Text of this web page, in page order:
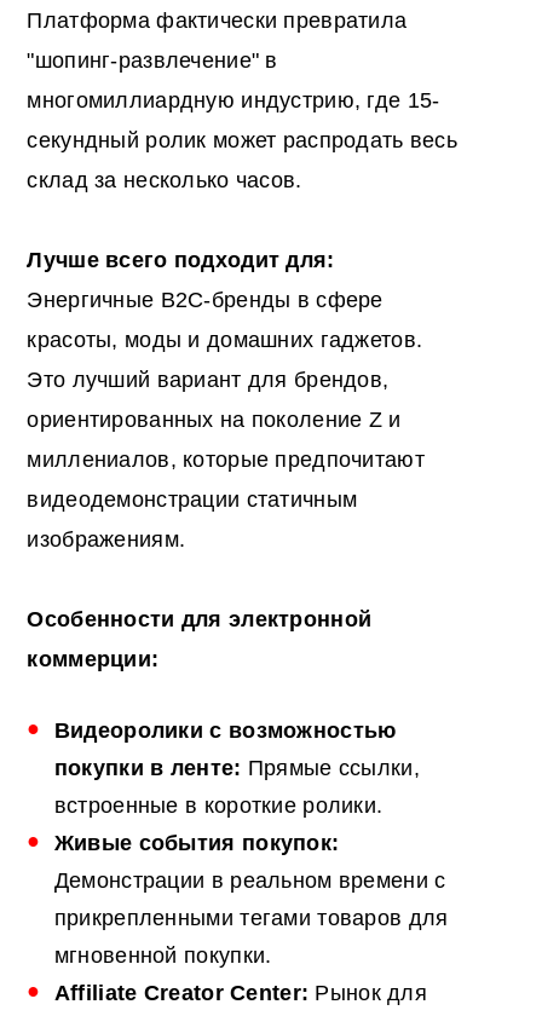
Платформа фактически превратила
"шопинг-развлечение" в
многомиллиардную индустрию, где 15-
секундный ролик может распродать весь
склад за несколько часов.
Лучше всего подходит для:
Энергичные B2C-бренды в сфере
красоты, моды и домашних гаджетов.
Это лучший вариант для брендов,
ориентированных на поколение Z и
миллениалов, которые предпочитают
видеодемонстрации статичным
изображениям.
Особенности для электронной
коммерции:
Видеоролики с возможностью
покупки в ленте: Прямые ссылки,
встроенные в короткие ролики.
Живые события покупок:
Демонстрации в реальном времени с
прикрепленными тегами товаров для
мгновенной покупки.
Affiliate Creator Center: Рынок для